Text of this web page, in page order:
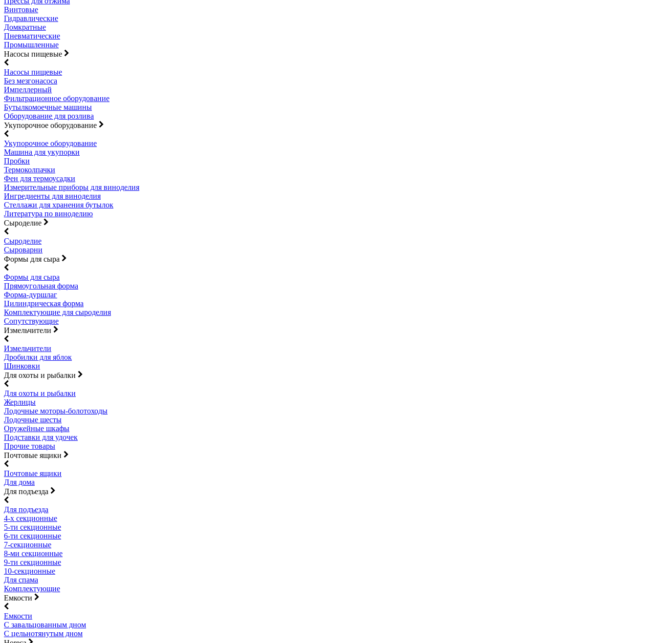
Винтовые
Гидравлические
Домкратные
Пневматические
Промышленные
Насосы пищевые
Насосы пищевые
Без мезгонасоса
Импеллерный
Фильтрационное оборудование
Бутылкомоечные машины
Оборудование для розлива
Укупорочное оборудование
Укупорочное оборудование
Машина для укупорки
Пробки
Термоколпачки
Фен для термоусадки
Измерительные приборы для виноделия
Ингредиенты для виноделия
Стеллажи для хранения бутылок
Литература по виноделию
Сыроделие
Сыроделие
Сыроварни
Формы для сыра
Формы для сыра
Прямоугольная форма
Форма-дуршлаг
Цилиндрическая форма
Комплектующие для сыроделия
Сопутствующие
Измельчители
Измельчители
Дробилки для яблок
Шинковки
Для охоты и рыбалки
Для охоты и рыбалки
Жерлицы
Лодочные моторы-болотоходы
Лодочные шесты
Оружейные шкафы
Подставки для удочек
Прочие товары
Почтовые ящики
Почтовые ящики
Для дома
Для подъезда
Для подъезда
4-х секционные
5-ти секционные
6-ти секционные
7-секционные
8-ми секционные
9-ти секционные
10-секционные
Для спама
Комплектующие
Емкости
Емкости
С завальцованным дном
С цельнотянутым дном